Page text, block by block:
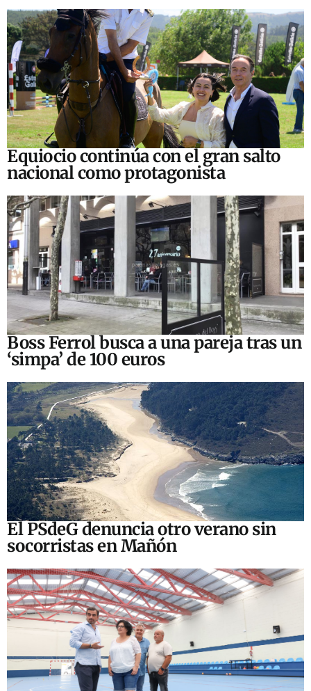
Equiocio continúa con el gran salto
nacional como protagonista
Boss Ferrol busca a una pareja tras un
‘simpa’ de 100 euros
El PSdeG denuncia otro verano sin
socorristas en Mañón